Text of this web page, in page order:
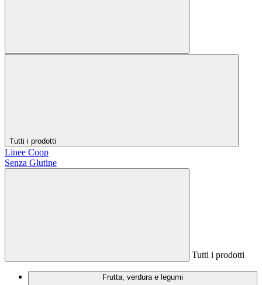
Tutti i prodotti
Linee Coop
Senza Glutine
Tutti i prodotti
Frutta, verdura e legumi